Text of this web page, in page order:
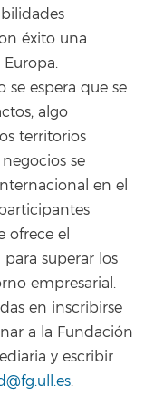
éxito una
se espera que se
algo
territorios
se
en el
ofrece el
superar los
empresarial.
en inscribirse
a la Fundación
y escribir
.